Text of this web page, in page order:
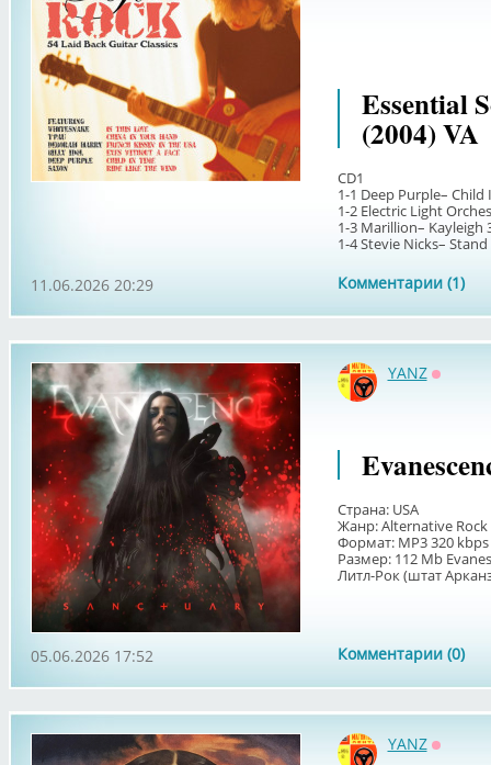
Essential
(2004) VA
CD1
1-1 Deep Purple– Child
1-2 Electric Light
1-3 Marillion– Kayleigh
1-4 Stevie Nicks– Stand
Комментарии (1)
11.06.2026 20:29
YANZ
Страна: USA
Жанр: Alternative Rock
Формат: MP3 320 kbps
Размер: 112 Мb
Литл-Рок (штат
Комментарии (0)
05.06.2026 17:52
YANZ